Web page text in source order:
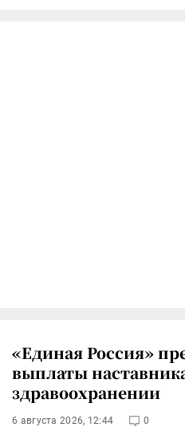
«Единая Россия»
выплаты
здравоохранении
6 августа 2026, 12:44 0